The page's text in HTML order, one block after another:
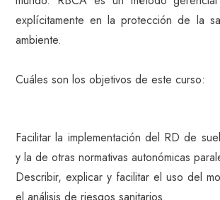
explícitamente en la protección de la
ambiente.
Cuáles son los objetivos de este curso:
Facilitar la implementación del RD de
y la de otras normativas autonómicas
Describir, explicar y facilitar el uso del